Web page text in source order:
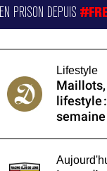
EN PRISON DEPUIS
Lifestyle
lifestyle